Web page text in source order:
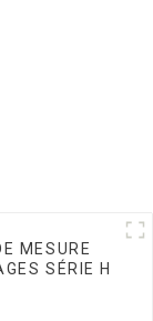
MESURE
SÉRIE H